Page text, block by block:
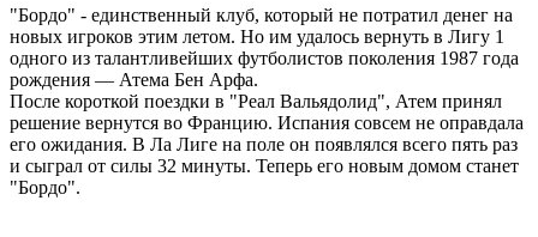
"Бордо" - единственный клуб, который не потратил денег на
новых игроков этим летом. Но им удалось вернуть в Лигу 1
одного из талантливейших футболистов поколения 1987 года
рождения — Атема Бен Арфа.
После короткой поездки в "Реал Вальядолид", Атем принял
решение вернутся во Францию. Испания совсем не оправдала
его ожидания. В Ла Лиге на поле он появлялся всего пять раз
и сыграл от силы 32 минуты. Теперь его новым домом станет
"Бордо".